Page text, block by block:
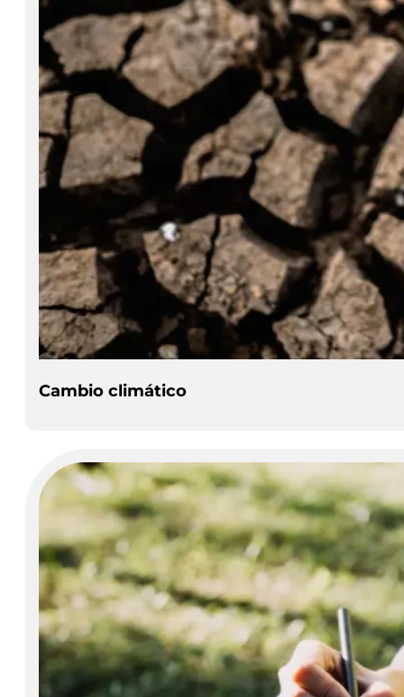
Cambio climático